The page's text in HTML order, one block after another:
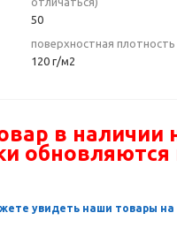
50
поверхностная плотность
120 г/м2
в наличии
увидеть наши товары на